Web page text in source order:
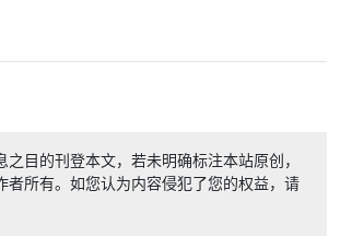
之目的刊登本文，若未明确标注本站原创，
者所有。如您认为内容侵犯了您的权益，请